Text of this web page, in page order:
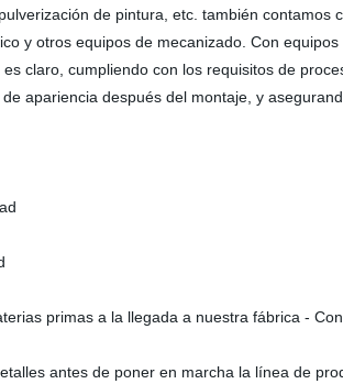
de pintura, etc. también
y otros equipos de mecanizado. Con
claro, cumpliendo con los requisitos de
apariencia después del montaje, y
primas a la llegada a nuestra fábrica -
antes de poner en marcha la línea de